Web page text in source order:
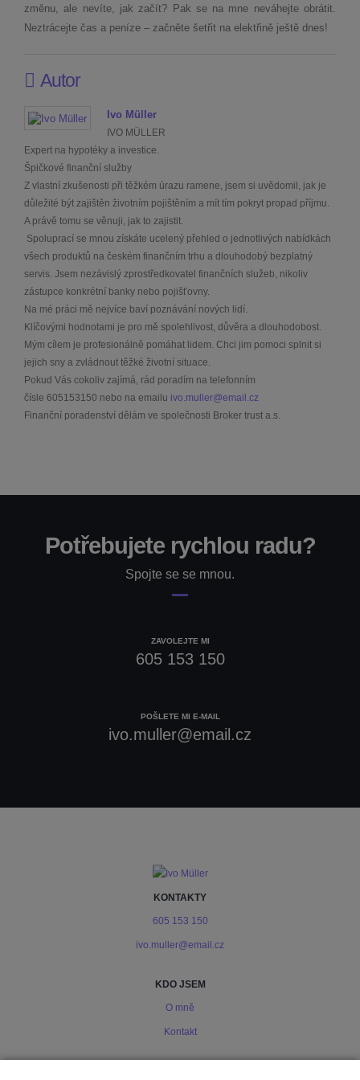
změnu, ale nevíte, jak začít? Pak se na mne neváhejte obrátit.
Neztrácejte čas a peníze – začněte šetřit na elektřině ještě dnes!
Autor
Ivo Müller
IVO MÜLLER
Expert na hypotéky a investice.
Špičkové finanční služby
Z vlastní zkušenosti při těžkém úrazu ramene, jsem si uvědomil, jak je
důležité být zajištěn životním pojištěním a mít tím pokryt propad příjmu.
A právě tomu se věnuji, jak to zajistit.
Spoluprací se mnou získáte ucelený přehled o jednotlivých nabídkách
všech produktů na českém finančním trhu a dlouhodobý bezplatný
servis. Jsem nezávislý zprostředkovatel finančních služeb, nikoliv
zástupce konkrétní banky nebo pojišťovny.
Na mé práci mě nejvíce baví poznávání nových lidí.
Klíčovými hodnotami je pro mě spolehlivost, důvěra a dlouhodobost.
Mým cílem je profesionálně pomáhat lidem. Chci jim pomoci splnit si
jejich sny a zvládnout těžké životní situace.
Pokud Vás cokoliv zajímá, rád poradím na telefonním
čísle 605153150 nebo na emailu ivo.muller@email.cz
Finanční poradenství dělám ve společnosti Broker trust a.s.
Potřebujete rychlou radu?
Spojte se se mnou.
ZAVOLEJTE MI
605 153 150
POŠLETE MI E-MAIL
ivo.muller@email.cz
KONTAKTY
605 153 150
ivo.muller@email.cz
KDO JSEM
O mně
Kontakt